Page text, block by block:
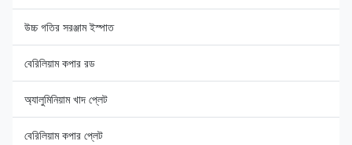
উচ্চ গতির সরঞ্জাম ইস্পাত
বেরিলিয়াম কপার রড
অ্যালুমিনিয়াম খাদ প্লেট
বেরিলিয়াম কপার প্লেট